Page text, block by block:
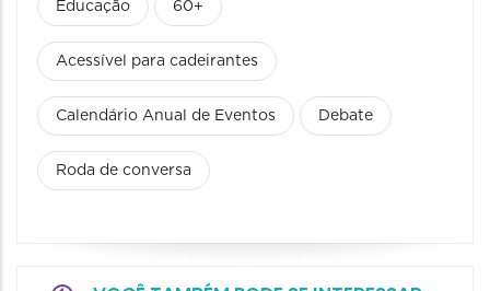
Educação 60+
Acessível para cadeirantes
Calendário Anual de Eventos Debate
Roda de conversa